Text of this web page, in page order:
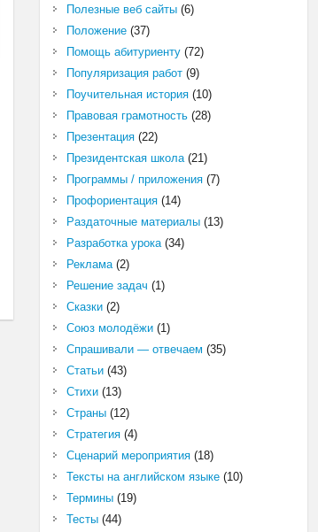
Полезные веб сайты(6)
Положение(37)
Помощь абитуриенту(72)
Популяризация работ(9)
Поучительная история(10)
Правовая грамотность(28)
Презентация(22)
Президентская школа(21)
Программы / приложения(7)
Профориентация(14)
Раздаточные материалы(13)
Разработка урока(34)
Реклама(2)
Решение задач (1)
Сказки(2)
Союз молодёжи(1)
Спрашивали — отвечаем (35)
Статьи(43)
Стихи(13)
Страны(12)
Стратегия(4)
Сценарий мероприятия(18)
Тексты на английском языке(10)
Термины(19)
Тесты(44)